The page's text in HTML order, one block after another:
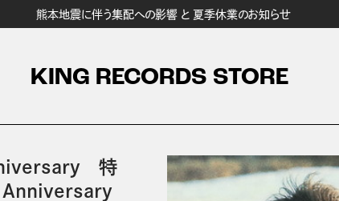
熊本地震に伴う集配への影響 と 夏季休業のお知らせ
KING RECORDS STORE
特